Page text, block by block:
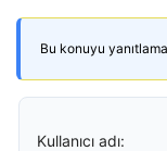
Bu konuyu
Kullanıcı adı: